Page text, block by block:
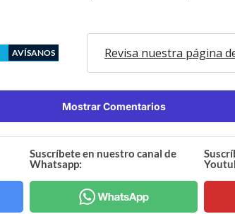
AVÍSANOS Revisa nuestra página
Mostrar Comentarios
Suscríbete en nuestro canal de
Whatsapp: